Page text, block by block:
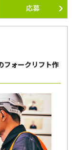
応募
フォークリフト作